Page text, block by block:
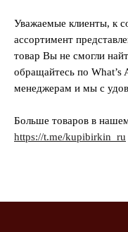
Уважаемые клиенты, к
ассортимент
товар Вы не смогли
обращайтесь по
менеджерам и мы с
Больше товаров в
https://t.me/kupibirkin_ru